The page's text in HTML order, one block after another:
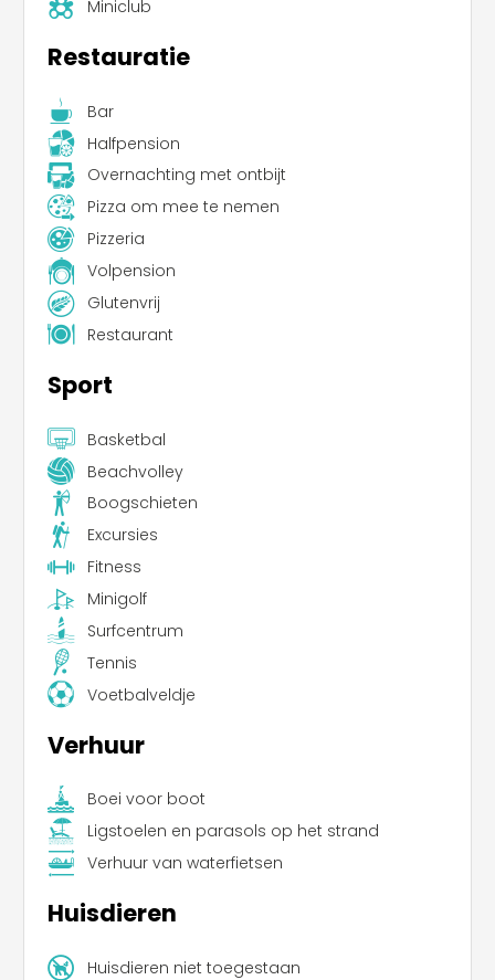
Miniclub
Restauratie
Bar
Halfpension
Overnachting met ontbijt
Pizza om mee te nemen
Pizzeria
Volpension
Glutenvrij
Restaurant
Sport
Basketbal
Beachvolley
Boogschieten
Excursies
Fitness
Minigolf
Surfcentrum
Tennis
Voetbalveldje
Verhuur
Boei voor boot
Ligstoelen en parasols op het strand
Verhuur van waterfietsen
Huisdieren
Huisdieren niet toegestaan